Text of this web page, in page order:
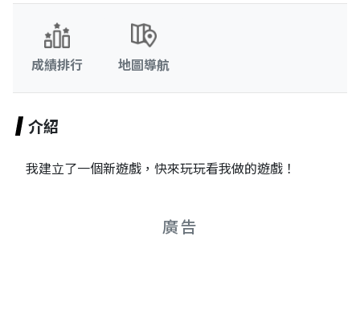
成績排行 地圖導航
介紹
我建立了一個新遊戲，快來玩玩看我做的遊戲！
廣告